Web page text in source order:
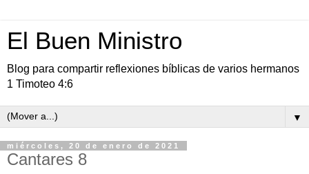
El Buen Ministro
Blog para compartir reflexiones bíblicas de varios hermanos
1 Timoteo 4:6
▼
miércoles, 20 de enero de 2021
Cantares 8